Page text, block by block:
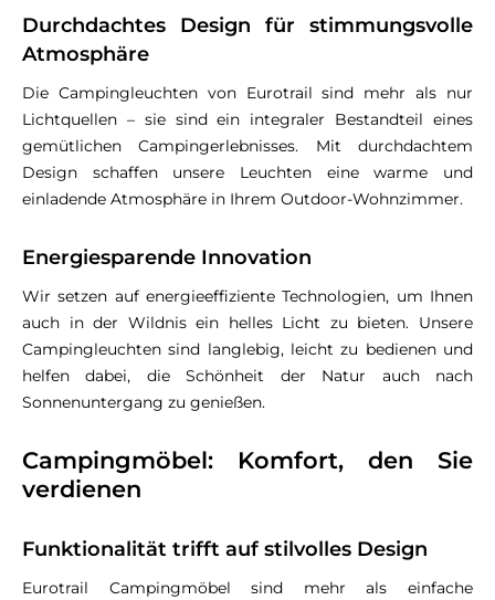
Durchdachtes Design für stimmungsvolle
Atmosphäre
Die Campingleuchten von Eurotrail sind mehr als nur
Lichtquellen – sie sind ein integraler Bestandteil eines
gemütlichen Campingerlebnisses. Mit durchdachtem
Design schaffen unsere Leuchten eine warme und
einladende Atmosphäre in Ihrem Outdoor-Wohnzimmer.
Energiesparende Innovation
Wir setzen auf energieeffiziente Technologien, um Ihnen
auch in der Wildnis ein helles Licht zu bieten. Unsere
Campingleuchten sind langlebig, leicht zu bedienen und
helfen dabei, die Schönheit der Natur auch nach
Sonnenuntergang zu genießen.
Campingmöbel: Komfort, den Sie
verdienen
Funktionalität trifft auf stilvolles Design
Eurotrail Campingmöbel sind mehr als einfache